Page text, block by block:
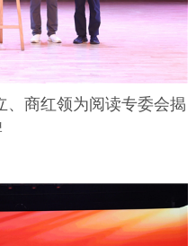
、商红领为阅读专委会揭